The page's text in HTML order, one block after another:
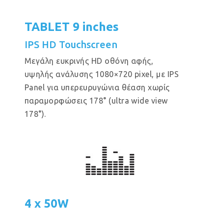
TABLET 9 inches
IPS HD Touchscreen
Μεγάλη ευκρινής HD οθόνη αφής,
υψηλής ανάλυσης 1080×720 pixel, με IPS
Panel για υπερευρυγώνια θέαση χωρίς
παραμορφώσεις 178° (ultra wide view
178°).
4 x 50W